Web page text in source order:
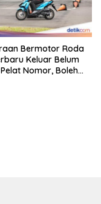
Bermotor Roda
Keluar Belum
Nomor, Boleh